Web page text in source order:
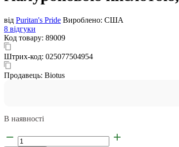
від Puritan's Pride Вироблено: США
8 відгуки
Код товару: 89009
Штрих-код: 025077504954
Продавець: Biotus
В наявності